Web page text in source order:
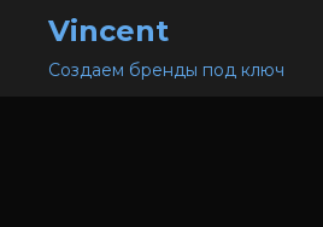
Vincent
Создаем бренды под ключ